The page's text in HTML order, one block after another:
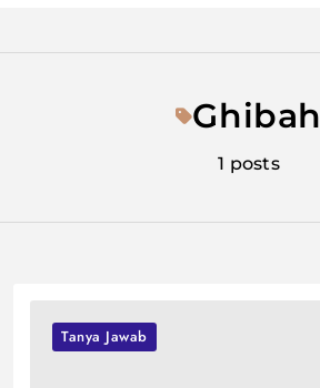
Ghibah
1 posts
Tanya Jawab